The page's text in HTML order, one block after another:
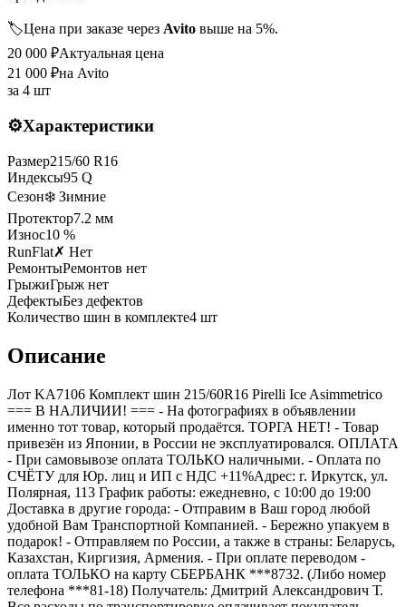
🏷️Цена при заказе через Avito выше на 5%.
20 000 ₽Актуальная цена
21 000 ₽на Avito
за 4 шт
⚙️Характеристики
Размер215/60 R16
Индексы95 Q
Сезон❄️ Зимние
Протектор7.2 мм
Износ10 %
RunFlat✗ Нет
РемонтыРемонтов нет
ГрыжиГрыж нет
ДефектыБез дефектов
Количество шин в комплекте4 шт
Описание
Лот KA7106 Комплект шин 215/60R16 Pirelli Ice Asimmetrico
=== B НАЛИЧИИ! === - На фотографиях в объявлении
именно тот товар, который продаётся. ТОРГА НЕТ! - Товар
привезён из Японии, в России не эксплуатировался. ОПЛАТА
- При самовывозе оплата ТОЛЬКО наличными. - Оплата по
СЧЁТУ для Юр. лиц и ИП с НДС +11%Адрес: г. Иркутск, ул.
Полярная, 113 График работы: ежедневно, с 10:00 до 19:00
Доставка в другие города: - Отправим в Ваш город любой
удобной Вам Транспортной Компанией. - Бережно упакуем в
подарок! - Отправляем по России, а также в страны: Беларусь,
Казахстан, Киргизия, Армения. - При оплате переводом -
оплата ТОЛЬКО на карту СБЕРБАНК ***8732. (Либо номер
телефона ***81-18) Получатель: Дмитрий Александрович Т.